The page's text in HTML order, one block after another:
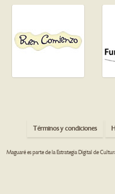
Términos y condiciones
Maguaré es parte de la Estrategia Digital de